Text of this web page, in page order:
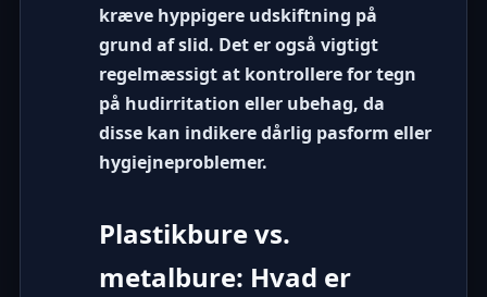
kræve hyppigere udskiftning på
grund af slid. Det er også vigtigt
regelmæssigt at kontrollere for tegn
på hudirritation eller ubehag, da
disse kan indikere dårlig pasform eller
hygiejneproblemer.
Plastikbure vs.
metalbure: Hvad er